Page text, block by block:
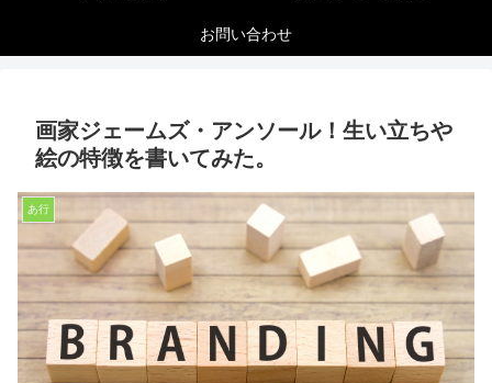
お問い合わせ
画家ジェームズ・アンソール！生い立ちや
絵の特徴を書いてみた。
あ行